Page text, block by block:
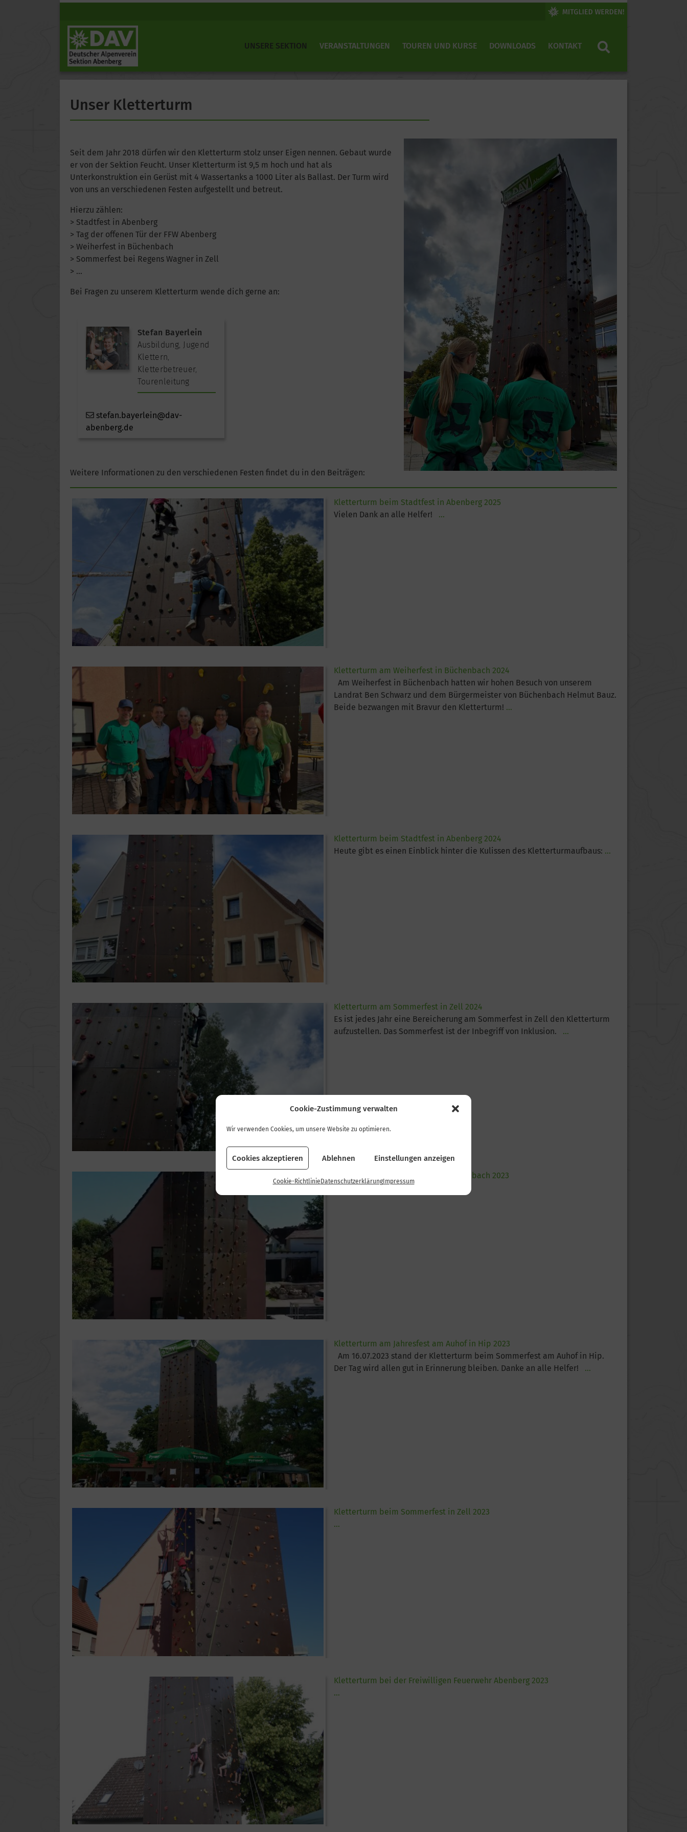
Cookie-Zustimmung verwalten
Wir verwenden Cookies, um unsere Website zu optimieren.
Cookies akzeptieren Ablehnen Einstellungen anzeigen
Cookie-Richtlinie DatenschutzerklärungImpressum
UNSERE SEKTION VERANSTALTUNGEN TOUREN UND KURSE DOWNLOADS KONTAKT
Unser Kletterturm
Seit dem Jahr 2018 dürfen wir den Kletterturm stolz unser Eigen nennen. Gebaut wurde
er von der Sektion Feucht. Unser Kletterturm ist 9,5 m hoch und hat als
Unterkonstruktion ein Gerüst mit 4 Wassertanks a 1000 Liter als Ballast. Der Turm wird
von uns an verschiedenen Festen aufgestellt und betreut.
Hierzu zählen:
> Stadtfest in Abenberg
> Tag der offenen Tür der FFW Abenberg
> Weiherfest in Büchenbach
> Sommerfest bei Regens Wagner in Zell
> …
Bei Fragen zu unserem Kletterturm wende dich gerne an:
Stefan Bayerlein
Ausbildung, Jugend
Klettern
Kletterbetreuer,
Tourenleitung
stefan.bayerlein@dav-
abenberg.de
Weitere Informationen zu den verschiedenen Festen findet du in den Beiträgen:
Kletterturm beim Stadtfest in Abenberg 2025
Vielen Dank an alle Helfer! ...
Kletterturm am Weiherfest in Büchenbach 2024
Am Weiherfest in Büchenbach hatten wir hohen Besuch von unserem
Landrat Ben Schwarz und dem Bürgermeister von Büchenbach Helmut Bauz.
Beide bezwangen mit Bravur den Kletterturm! ...
Kletterturm beim Stadtfest in Abenberg 2024
Heute gibt es einen Einblick hinter die Kulissen des Kletterturmaufbaus: ...
Kletterturm am Sommerfest in Zell 2024
Es ist jedes Jahr eine Bereicherung am Sommerfest in Zell den Kletterturm
aufzustellen. Das Sommerfest ist der Inbegriff von Inklusion. ...
Kletterturm am Weiherfest in Büchenbach 2023
...
Kletterturm am Jahresfest am Auhof in Hip 2023
Am 16.07.2023 stand der Kletterturm beim Sommerfest am Auhof in Hip.
Der Tag wird allen gut in Erinnerung bleiben. Danke an alle Helfer! ...
Kletterturm beim Sommerfest in Zell 2023
...
Kletterturm bei der Freiwilligen Feuerwehr Abenberg 2023
...